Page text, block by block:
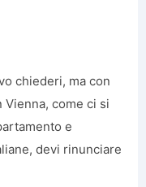
chiederi, ma con
come ci si
e
devi rinunciare